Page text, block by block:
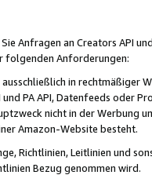
Sie Anfragen an Creators API
folgenden Anforderungen:
in rechtmäßiger
PA API, Datenfeeds oder
nicht in der Werbung
Amazon-Website besteht.
Richtlinien, Leitlinien und
Bezug genommen wird.